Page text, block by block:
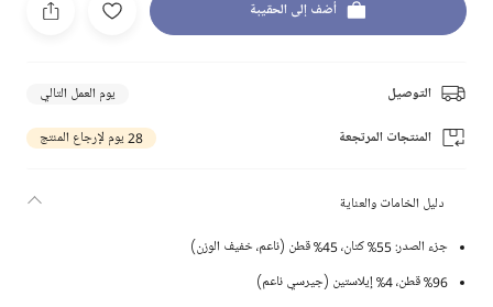
أضف إلى الحقيبة
التوصيل يوم العمل التالي
المنتجات المرتجعة 28 يوم لإرجاع المنتج
دليل الخامات والعناية
جزء الصدر: 55% كتان، 45% قطن (ناعم، خفيف الوزن)
%96 قطن، 4% إيلاستين (جيرسي ناعم)